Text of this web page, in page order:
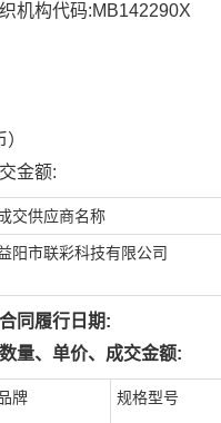
机构代码:MB142290X
金额:
交供应商名称
阳市联彩科技有限公司
同履行日期:
量、单价、成交金额:
牌 规格型号